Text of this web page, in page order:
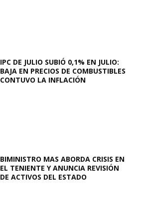
IPC DE JULIO SUBIÓ 0,1% EN JULIO:
BAJA EN PRECIOS DE COMBUSTIBLES
CONTUVO LA INFLACIÓN
BIMINISTRO MAS ABORDA CRISIS EN
EL TENIENTE Y ANUNCIA REVISIÓN
DE ACTIVOS DEL ESTADO